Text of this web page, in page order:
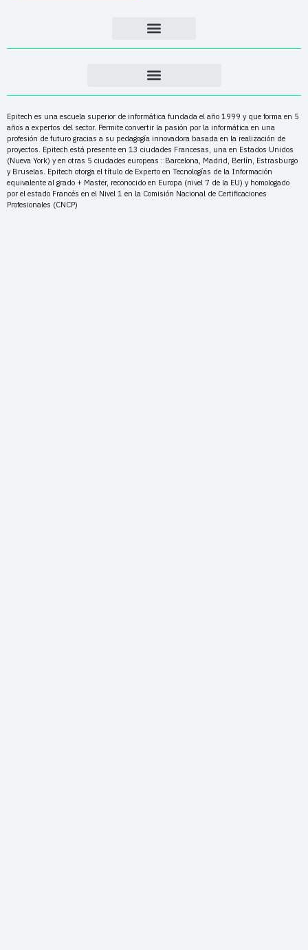
Epitech es una escuela superior de informática fundada el año 1999 y que forma en 5
años a expertos del sector. Permite convertir la pasión por la informática en una
profesión de futuro gracias a su pedagogía innovadora basada en la realización de
proyectos. Epitech está presente en 13 ciudades Francesas, una en Estados Unidos
(Nueva York) y en otras 5 ciudades europeas : Barcelona, Madrid, Berlín, Estrasburgo
y Bruselas. Epitech otorga el título de Experto en Tecnologías de la Información
equivalente al grado + Master, reconocido en Europa (nivel 7 de la EU) y homologado
por el estado Francés en el Nivel 1 en la Comisión Nacional de Certificaciones
Profesionales (CNCP)